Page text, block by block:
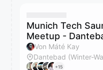
Munich Tech
Meetup -
Von Máté Kay
Dantebad (Winter-
+15